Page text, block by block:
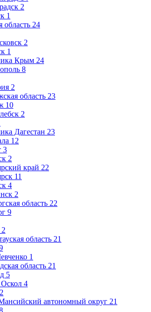
2
1
область 24
2
1
Крым 24
8
2
область 23
10
2
Дагестан 23
12
3
2
край 22
11
4
2
область 22
9
2
область 21
1
область 21
5
4
2
автономный округ 21